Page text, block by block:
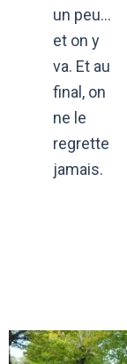
un peu…
et on y
va. Et au
final, on
ne le
regrette
jamais.